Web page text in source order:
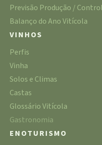
Previsão Produção /
Balanço do Ano Vitícola
VINHOS
Perfis
Vinha
Solos e Climas
Castas
Glossário Vitícola
Gastronomia
ENOTURISMO